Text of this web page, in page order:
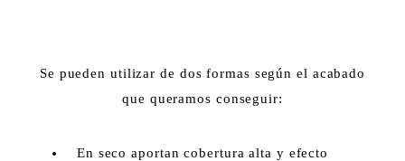
Se pueden utilizar de dos formas según el acabado
que queramos conseguir:
En seco aportan cobertura alta y efecto